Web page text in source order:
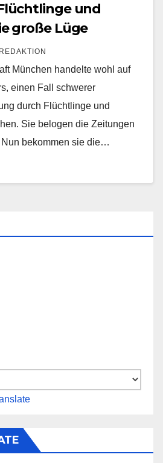
und
große Lüge
REDAKTION
München handelte wohl auf
einen Fall schwerer
durch Flüchtlinge und
Sie belogen die Zeitungen
Nun bekommen sie die…